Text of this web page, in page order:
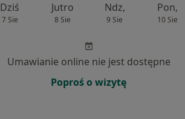
Dziś
7 Sie
Jutro
8 Sie
Ndz,
9 Sie
Pon,
10 Sie
Umawianie online nie jest dostępne
Poproś o wizytę